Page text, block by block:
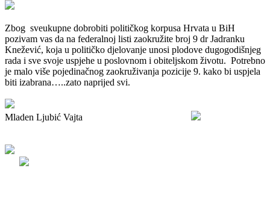
Zbog sveukupne dobrobiti političkog korpusa Hrvata u BiH
pozivam vas da na federalnoj listi zaokružite broj 9 dr Jadranku
Knežević, koja u političko djelovanje unosi plodove dugogodišnjeg
rada i sve svoje uspjehe u poslovnom i obiteljskom životu. Potrebno
je malo više pojedinačnog zaokruživanja pozicije 9. kako bi uspjela
biti izabrana…..zato naprijed svi.
Mladen Ljubić Vajta